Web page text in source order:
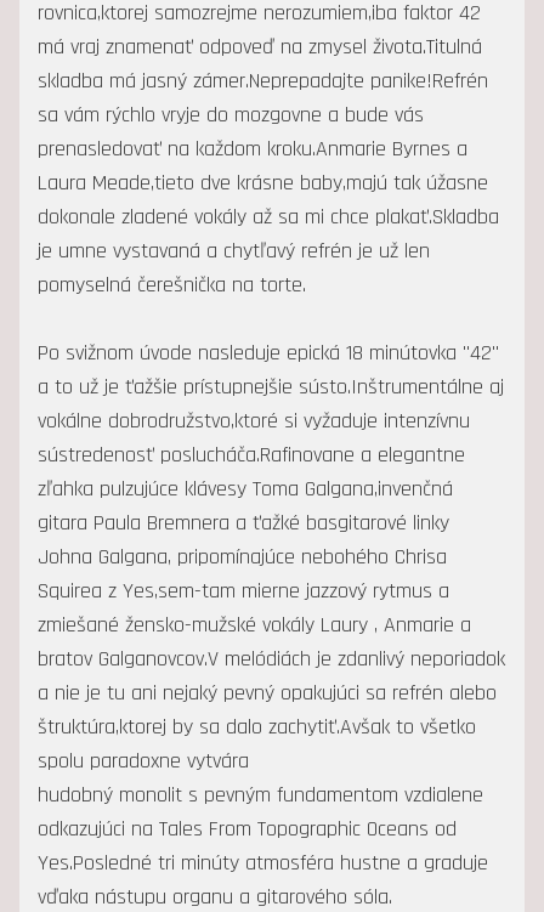
rovnica,ktorej samozrejme nerozumiem,iba faktor 42
má vraj znamenať odpoveď na zmysel života.Titulná
skladba má jasný zámer.Neprepadajte panike!Refrén
sa vám rýchlo vryje do mozgovne a bude vás
prenasledovať na každom kroku.Anmarie Byrnes a
Laura Meade,tieto dve krásne baby,majú tak úžasne
dokonale zladené vokály až sa mi chce plakať.Skladba
je umne vystavaná a chytľavý refrén je už len
pomyselná čerešnička na torte.
Po svižnom úvode nasleduje epická 18 minútovka "42"
a to už je ťažšie prístupnejšie sústo.Inštrumentálne aj
vokálne dobrodružstvo,ktoré si vyžaduje intenzívnu
sústredenosť poslucháča.Rafinovane a elegantne
zľahka pulzujúce klávesy Toma Galgana,invenčná
gitara Paula Bremnera a ťažké basgitarové linky
Johna Galgana, pripomínajúce nebohého Chrisa
Squirea z Yes,sem-tam mierne jazzový rytmus a
zmiešané žensko-mužské vokály Laury , Anmarie a
bratov Galganovcov.V melódiách je zdanlivý neporiadok
a nie je tu ani nejaký pevný opakujúci sa refrén alebo
štruktúra,ktorej by sa dalo zachytiť.Avšak to všetko
spolu paradoxne vytvára
hudobný monolit s pevným fundamentom vzdialene
odkazujúci na Tales From Topographic Oceans od
Yes.Posledné tri minúty atmosféra hustne a graduje
vďaka nástupu organu a gitarového sóla.